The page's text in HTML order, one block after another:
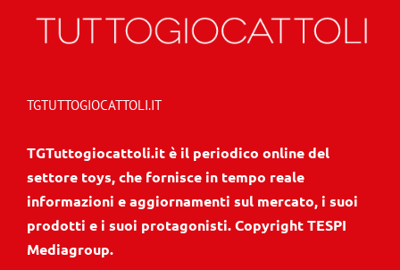
TGTUTTOGIOCATTOLI.IT
TGTuttogiocattoli.it è il periodico online del
settore toys, che fornisce in tempo reale
informazioni e aggiornamenti sul mercato, i suoi
prodotti e i suoi protagonisti. Copyright TESPI
Mediagroup.